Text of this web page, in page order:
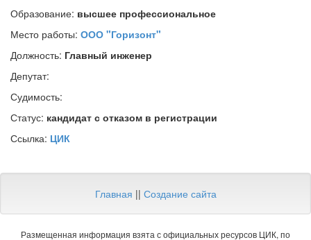
Образование: высшее профессиональное
Место работы: ООО "Горизонт"
Должность: Главный инженер
Депутат:
Судимость:
Статус: кандидат с отказом в регистрации
Ссылка: ЦИК
Главная || Создание сайта
Размещенная информация взята с официальных ресурсов ЦИК, по